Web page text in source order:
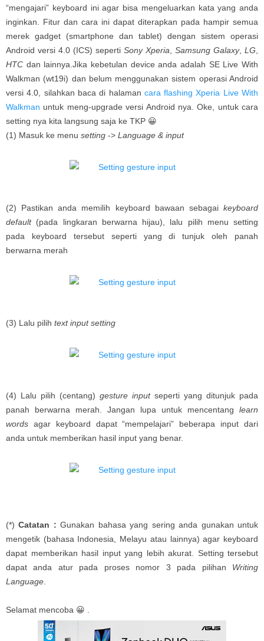
“mengajari” keyboard ini agar bisa mengeluarkan kata yang anda
inginkan. Fitur dan cara ini dapat diterapkan pada hampir semua
merek gadget (smartphone dan tablet) dengan sistem operasi
Android versi 4.0 (ICS) seperti Sony Xperia, Samsung Galaxy, LG,
HTC dan lainnya.Jika kebetulan device anda adalah SE Live With
Walkman (wt19i) dan belum menggunakan sistem operasi Android
versi 4.0, silahkan baca di halaman cara flashing Xperia Live With
Walkman untuk meng-upgrade versi Android nya. Oke, untuk cara
setting nya kita langsung saja ke TKP 😀
(1) Masuk ke menu setting -> Language & input
(2) Pastikan anda memilih keyboard bawaan sebagai keyboard
default(pada lingkaran berwarna hijau), lalu pilih menu setting
pada keyboard tersebut seperti yang di tunjuk oleh panah
berwarna merah
(3) Lalu pilih text input setting
(4) Lalu pilih (centang) gesture inputseperti yang ditunjuk pada
panah berwarna merah. Jangan lupa untuk mencentang learn
words agar keyboard dapat “mempelajari” beberapa input dari
anda untuk memberikan hasil input yang benar.
(*)Catatan : Gunakan bahasa yang sering anda gunakan untuk
mengetik (bahasa Indonesia, Melayu atau lainnya) agar keyboard
dapat memberikan hasil input yang lebih akurat. Setting tersebut
dapat anda atur pada proses nomor 3 pada pilihan Writing
Language.
Selamat mencoba 😀 .